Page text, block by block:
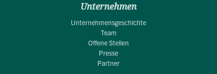
Unternehmen
Unternehmensgeschichte
Team
Offene Stellen
Presse
Partner